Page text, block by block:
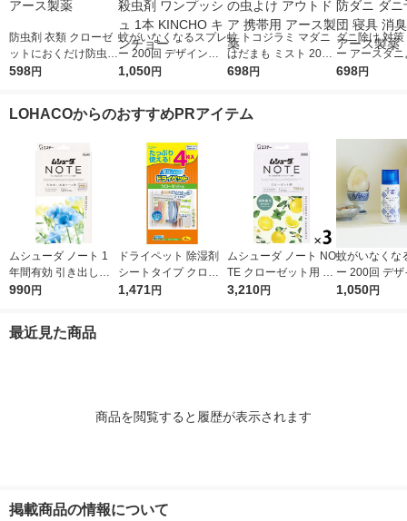
防虫剤 衣類 クローゼ
ットにおくだけ防虫力
ハーブミントの香り 1
598円
蚊がいなくなるスプレ
ー 200回 デザイン缶
無香料 12時間持続 蚊
ンチョー
1,050円
蚊 トコジラミ マダニ
はだまも ミスト 200
mL 1本 虫除けスプレ
製薬
698円
ダニ除け 対
ー アースダ
プレー ハーブ
698円
LOHACOからのおすすめPRアイテム
ムシューダ ノート 1
年間有効 引き出し・
衣装ケース用 フリー
990円
ドライペット 除湿剤
シートタイプ クロー
ゼット用 1袋（4枚
1,471円
ムシューダ ノート NO
TE クローゼット用 衣
類 防虫剤 ペパーミン
3,210円
蚊がいなくな
ー 200回 デザ
無香料 12時
1,050円
最近見た商品
商品を閲覧すると履歴が表示されます
掲載商品の情報について